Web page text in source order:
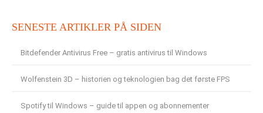
SENESTE ARTIKLER PÅ SIDEN
Bitdefender Antivirus Free – gratis antivirus til Windows
Wolfenstein 3D – historien og teknologien bag det første FPS
Spotify til Windows – guide til appen og abonnementer